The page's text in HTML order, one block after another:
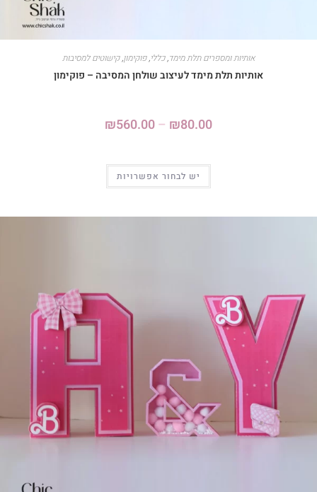
אותיות ומספרים תלת מימד,כללי,פוקימון,קישוטים למסיבות
אותיות תלת מימד לעיצוב שולחן המסיבה – פוקימון
₪80.00
–
₪560.00
יש לבחור אפשרויות